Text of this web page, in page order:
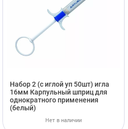
Набор 2 (с иглой уп 50шт) игла
16мм Карпульный шприц для
однократного применения
(белый)
Нет в наличии